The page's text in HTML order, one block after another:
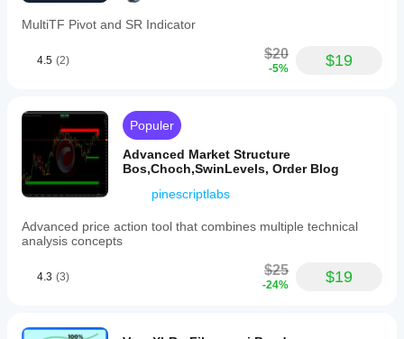
MultiTF Pivot and SR Indicator
4.5 (2) $20
-5% $19
Populer
Advanced Market Structure
Bos,Choch,SwinLevels, Order Blog
pinescriptlabs
Advanced price action tool that combines multiple technical
analysis concepts
4.3 (3) $25
-24% $19